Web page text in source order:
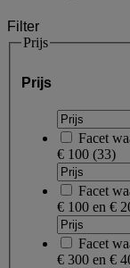
Filter
Prijs
Prijs
Facet
€ 100 (33)
Facet
€ 100 en €
Facet
€ 300 en €